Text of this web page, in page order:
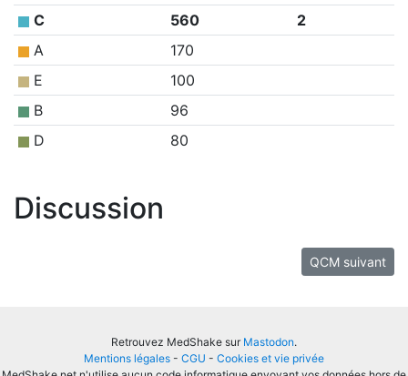
C
560
2
A
170
E
100
B
96
D
80
Discussion
QCM suivant
Retrouvez MedShake sur Mastodon.
Mentions légales - CGU - Cookies et vie privée